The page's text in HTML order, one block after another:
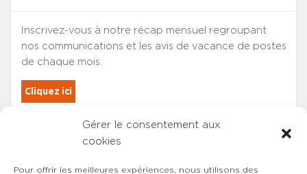
Gérer le consentement aux
cookies
Pour offrir les meilleures expériences, nous utilisons des
Inscrivez-vous à notre récap mensuel regroupant
nos communications et les avis de vacance de postes
de chaque mois.
Cliquez ici
Les adhérents du SYNCASS-CFDT
sont automatiquement inscrits.